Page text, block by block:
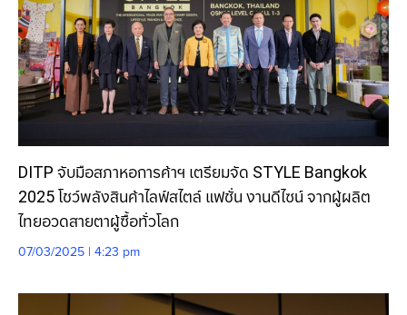
DITP จับมือสภาหอการค้าฯ เตรียมจัด STYLE Bangkok
2025 โชว์พลังสินค้าไลฟ์สไตล์ แฟชั่น งานดีไซน์ จากผู้ผลิต
ไทยอวดสายตาผู้ซื้อทั่วโลก
07/03/2025 | 4:23 pm